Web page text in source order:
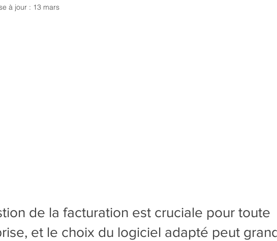
à jour : 13 mars
de la facturation est cruciale pour toute
et le choix du logiciel adapté peut